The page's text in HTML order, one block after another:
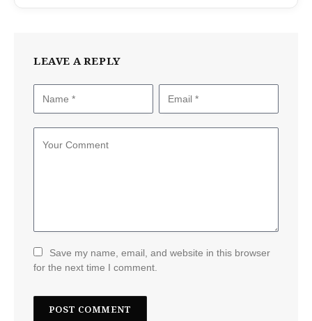
LEAVE A REPLY
Save my name, email, and website in this browser
for the next time I comment.